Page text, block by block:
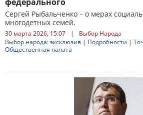
Сергей Рыбальченко – о мерах
многодетных семей.
30 марта 2026, 15:07 |
Выбор Народа
Выбор народа: эксклюзив | Подробности |
Общественная палата